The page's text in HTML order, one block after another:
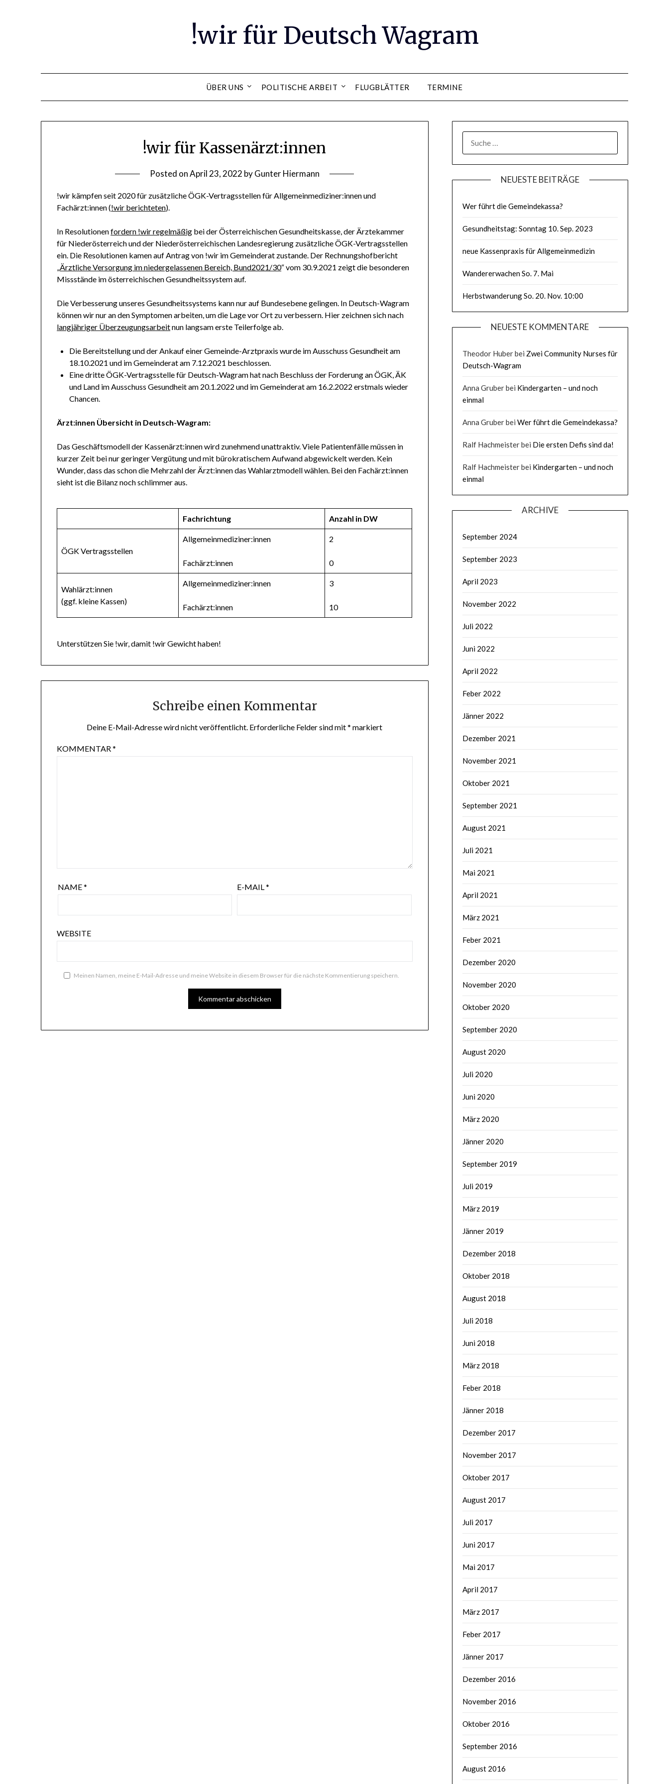
!wir für Deutsch Wagram
ÜBER UNS POLITISCHE ARBEIT FLUGBLÄTTER TERMINE
!wir für Kassenärzt:innen
Posted onApril 23, 2022 byGunter Hiermann
!wir kämpfen seit 2020 für zusätzliche ÖGK-Vertragsstellen für Allgemeinmediziner:innen und
Fachärzt:innen (!wir berichteten).
In Resolutionenfordern !wir regelmäßig bei der Österreichischen Gesundheitskasse, der Ärztekammer
für Niederösterreich und der Niederösterreichischen Landesregierung zusätzliche ÖGK-Vertragsstellen
ein. Die Resolutionen kamen auf Antrag von !wir im Gemeinderat zustande. Der Rechnungshofbericht
„Ärztliche Versorgung im niedergelassenen Bereich, Bund2021/30“ vom 30.9.2021 zeigt die besonderen
Missstände im österreichischen Gesundheitssystem auf.
Die Verbesserung unseres Gesundheitssystems kann nur auf Bundesebene gelingen. In Deutsch-Wagram
können wir nur an den Symptomen arbeiten, um die Lage vor Ort zu verbessern. Hier zeichnen sich nach
langjähriger Überzeugungsarbeitnun langsam erste Teilerfolge ab.
Die Bereitstellung und der Ankauf einer Gemeinde-Arztpraxis wurde im Ausschuss Gesundheit am
18.10.2021 und im Gemeinderat am 7.12.2021 beschlossen.
Eine dritte ÖGK-Vertragsstelle für Deutsch-Wagram hat nach Beschluss der Forderung an ÖGK, ÄK
und Land im Ausschuss Gesundheit am 20.1.2022 und im Gemeinderat am 16.2.2022 erstmals wieder
Chancen.
Ärzt:innen Übersicht in Deutsch-Wagram:
Das Geschäftsmodell der Kassenärzt:innen wird zunehmend unattraktiv. Viele Patientenfälle müssen in
kurzer Zeit bei nur geringer Vergütung und mit bürokratischem Aufwand abgewickelt werden. Kein
Wunder, dass das schon die Mehrzahl der Ärzt:innen das Wahlarztmodell wählen. Bei den Fachärzt:innen
sieht ist die Bilanz noch schlimmer aus.
Fachrichtung Anzahl in DW
ÖGK Vertragsstellen
Allgemeinmediziner:innen
Fachärzt:innen
2
0
Wahlärzt:innen
(ggf. kleine Kassen)
Allgemeinmediziner:innen
Fachärzt:innen
3
10
Unterstützen Sie !wir, damit !wir Gewicht haben!
Schreibe einen Kommentar
Deine E-Mail-Adresse wird nicht veröffentlicht. Erforderliche Felder sind mit* markiert
KOMMENTAR*
NAME* E-MAIL*
WEBSITE
Meinen Namen, meine E-Mail-Adresse und meine Website in diesem Browser für die nächste Kommentierung speichern.
NACH:
NEUESTE BEITRÄGE
Wer führt die Gemeindekassa?
Gesundheitstag: Sonntag 10. Sep. 2023
neue Kassenpraxis für Allgemeinmedizin
Wandererwachen So. 7. Mai
Herbstwanderung So. 20. Nov. 10:00
NEUESTE KOMMENTARE
Theodor Huberbei Zwei Community Nurses für
Deutsch-Wagram
Anna Gruberbei Kindergarten – und noch
einmal
Anna Gruberbei Wer führt die Gemeindekassa?
Ralf Hachmeisterbei Die ersten Defis sind da!
Ralf Hachmeisterbei Kindergarten – und noch
einmal
ARCHIVE
September 2024
September 2023
April 2023
November 2022
Juli 2022
Juni 2022
April 2022
Feber 2022
Jänner 2022
Dezember 2021
November 2021
Oktober 2021
September 2021
August 2021
Juli 2021
Mai 2021
April 2021
März 2021
Feber 2021
Dezember 2020
November 2020
Oktober 2020
September 2020
August 2020
Juli 2020
Juni 2020
März 2020
Jänner 2020
September 2019
Juli 2019
März 2019
Jänner 2019
Dezember 2018
Oktober 2018
August 2018
Juli 2018
Juni 2018
März 2018
Feber 2018
Jänner 2018
Dezember 2017
November 2017
Oktober 2017
August 2017
Juli 2017
Juni 2017
Mai 2017
April 2017
März 2017
Feber 2017
Jänner 2017
Dezember 2016
November 2016
Oktober 2016
September 2016
August 2016